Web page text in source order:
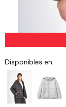
Disponibles en: